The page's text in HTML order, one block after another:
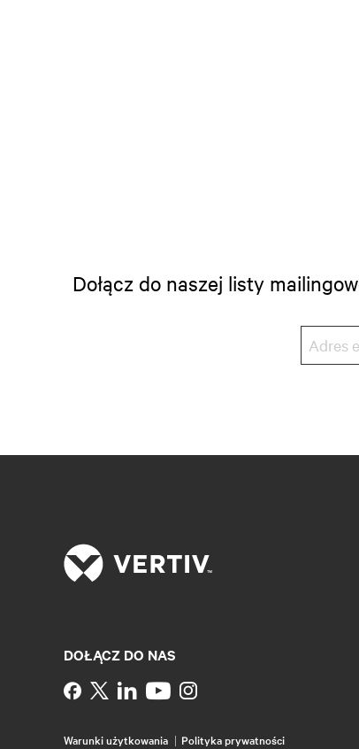
Dołącz do naszej listy
DOŁĄCZ DO NAS
Instagram
Warunki użytkowania
Polityka prywatności